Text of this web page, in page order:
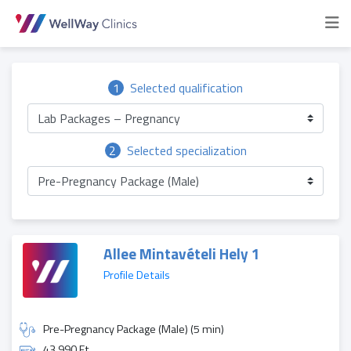
1 Selected qualification
Lab Packages – Pregnancy
2
Selected specialization
Pre-Pregnancy Package (Male)
Allee Mintavételi Hely 1
Profile Details
Pre-Pregnancy Package (Male) (5 min)